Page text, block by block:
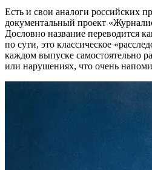
Есть и свои аналоги российских
документальный проект
Дословно название переводится
по сути, это классическое
каждом выпуске самостоятельно
или нарушениях, что очень